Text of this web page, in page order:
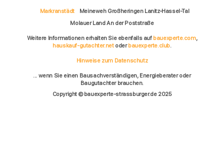
Markranstädt
Meineweh Großheringen Lanitz-Hassel-Tal
Molauer Land An der Poststraße
Weitere Informationen erhalten Sie ebenfalls auf bauexperte.com,
hauskauf-gutachter.netoderbauexperte.club.
Hinweise zum Datenschutz
... wenn Sie einen Bausachverständigen, Energieberater oder
Baugutachter brauchen.
Copyright © bauexperte-strassburger.de 2025